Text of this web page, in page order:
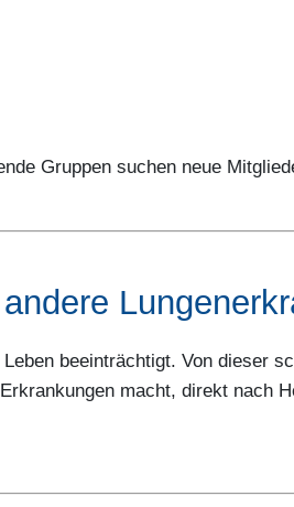
Gruppen suchen neue
beeinträchtigt. Von dieser
macht, direkt nach